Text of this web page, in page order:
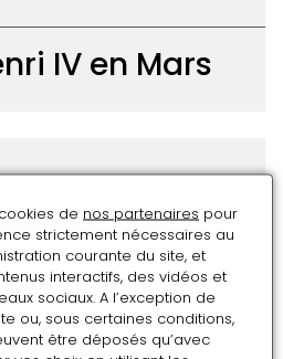
IV en Mars
Tolède
d'Henri IV
de nos partenaires pour
strictement nécessaires au
courante du site, et
interactifs, des vidéos et
sociaux. A l’exception de
ou, sous certaines conditions,
être déposés qu’avec